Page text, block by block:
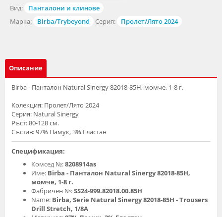
Вид:
Панталони и клинове
Марка:
Birba/Trybeyond Серия: Пролет/Лято 2024
Описание
Birba - Панталон Natural Sinergy 82018-85H, момче, 1-8 г.
Колекция: Пролет/Лято 2024
Серия: Natural Sinergy
Ръст: 80-128 см.
Състав: 97% Памук, 3% Еластан
Спецификация:
Комсед №:8208914as
Име: Birba - Панталон Natural Sinergy 82018-85H,
момче, 1-8 г.
Фабричен №:SS24-999.82018.00.85H
Name: Birba, Serie Natural Sinergy 82018-85H - Trousers
Drill Stretch, 1/8A